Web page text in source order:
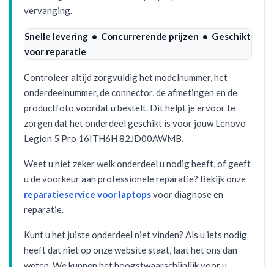
vervanging.
Snelle levering • Concurrerende prijzen • Geschikt
voor reparatie
Controleer altijd zorgvuldig het modelnummer, het
onderdeelnummer, de connector, de afmetingen en de
productfoto voordat u bestelt. Dit helpt je ervoor te
zorgen dat het onderdeel geschikt is voor jouw Lenovo
Legion 5 Pro 16ITH6H 82JD00AWMB.
Weet u niet zeker welk onderdeel u nodig heeft, of geeft
u de voorkeur aan professionele reparatie? Bekijk onze
reparatieservice voor laptopsvoor diagnose en
reparatie.
Kunt u het juiste onderdeel niet vinden? Als u iets nodig
heeft dat niet op onze website staat, laat het ons dan